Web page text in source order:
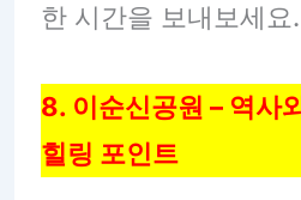
한 시간을 보내보세요.
8. 이순신공원 – 역사
힐링 포인트